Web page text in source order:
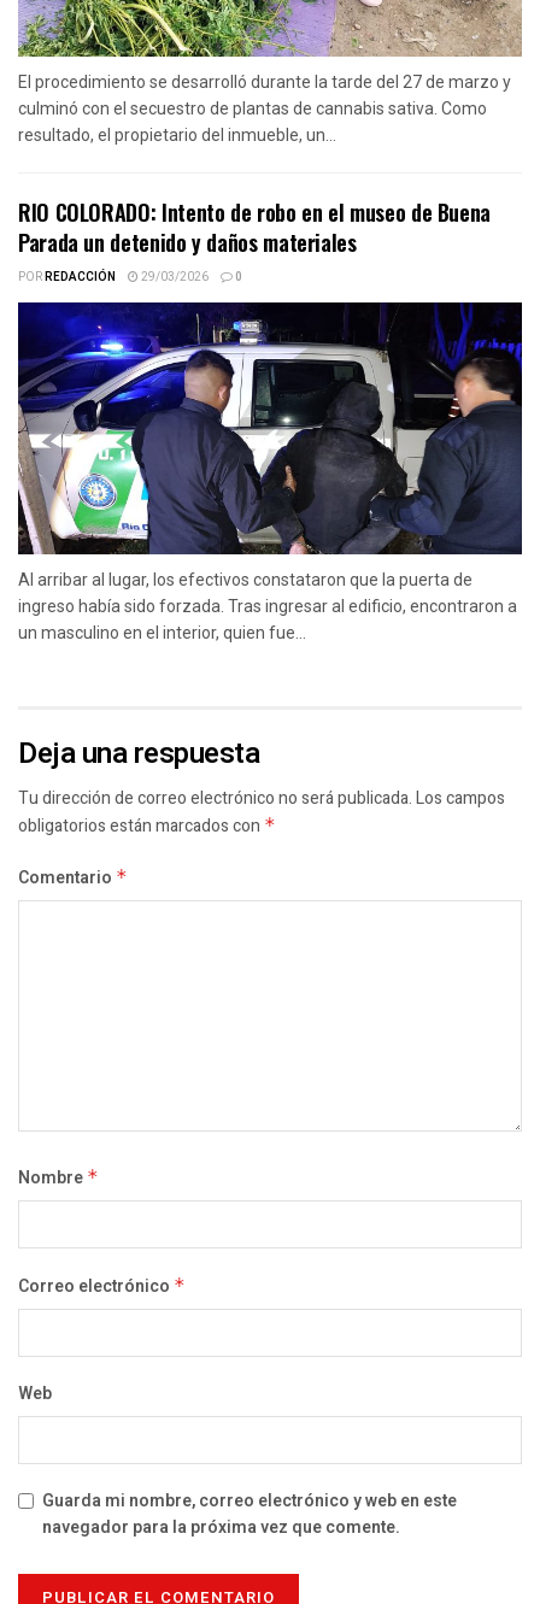
El procedimiento se desarrolló durante la tarde del 27 de marzo y
culminó con el secuestro de plantas de cannabis sativa. Como
resultado, el propietario del inmueble, un...
RIO COLORADO: Intento de robo en el museo de Buena
Parada un detenido y daños materiales
PORREDACCIÓN 29/03/2026 0
Al arribar al lugar, los efectivos constataron que la puerta de
ingreso había sido forzada. Tras ingresar al edificio, encontraron a
un masculino en el interior, quien fue...
Deja una respuesta
Tu dirección de correo electrónico no será publicada.Los campos
obligatorios están marcados con *
Comentario *
Nombre *
Correo electrónico *
Web
Guarda mi nombre, correo electrónico y web en este
navegador para la próxima vez que comente.